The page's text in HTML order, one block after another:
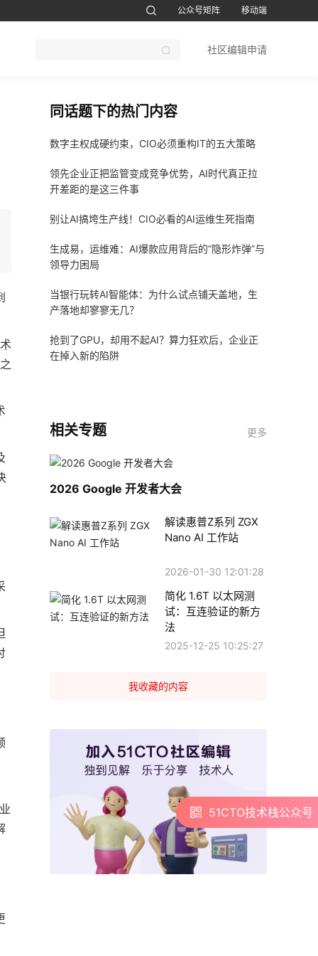
公众号矩阵
移动端
社区编辑申请
同话题下的热门内容
数字主权成硬约束，CIO必须重构IT的五大策略
领先企业正把监管变成竞争优势，AI时代真正拉
开差距的是这三件事
别让AI搞垮生产线！CIO必看的AI运维生死指南
生成易，运维难：AI爆款应用背后的“隐形炸弹”与
领导力困局
当银行玩转AI智能体：为什么试点铺天盖地，生
产落地却寥寥无几？
抢到了GPU，却用不起AI？算力狂欢后，企业正
在掉入新的陷阱
相关专题 更多
2026 Google 开发者大会
解读惠普Z系列 ZGX
Nano AI 工作站
2026-01-30 12:01:28
简化 1.6T 以太网测
试：互连验证的新方
法
2025-12-25 10:25:27
我收藏的内容
51CTO技术栈公众号
51CTO技术栈公众号